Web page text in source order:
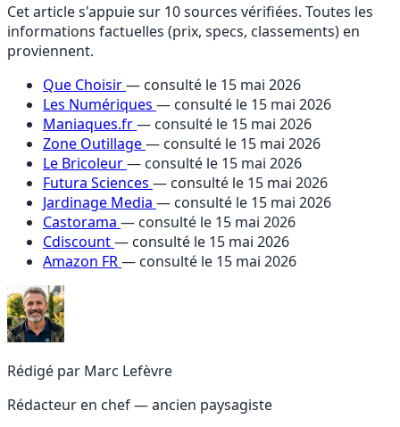
Cet article s'appuie sur 10 sources vérifiées. Toutes les
informations factuelles (prix, specs, classements) en
proviennent.
Que Choisir— consulté le 15 mai 2026
Les Numériques — consulté le 15 mai 2026
Maniaques.fr— consulté le 15 mai 2026
Zone Outillage— consulté le 15 mai 2026
Le Bricoleur— consulté le 15 mai 2026
Futura Sciences — consulté le 15 mai 2026
Jardinage Media — consulté le 15 mai 2026
Castorama — consulté le 15 mai 2026
Cdiscount— consulté le 15 mai 2026
Amazon FR— consulté le 15 mai 2026
Rédigé par Marc Lefèvre
Rédacteur en chef — ancien paysagiste